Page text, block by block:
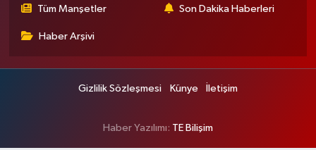
Tüm Manşetler Son Dakika Haberleri
Haber Arşivi
Gizlilik Sözleşmesi Künye İletişim
Haber Yazılımı: TE Bilişim